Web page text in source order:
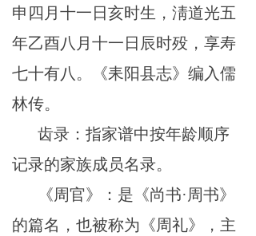
申四月十一日亥时生，淸道光五
年乙酉八月十一日辰时殁，享寿
七十有八。《耒阳县志》编入儒
林传。
齿录：指家谱中按年龄顺序
记录的家族成员名录。
《周官》：是《尚书·周书》
的篇名，也被称为《周礼》，主